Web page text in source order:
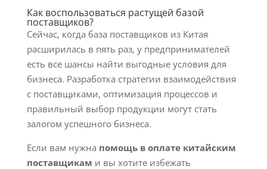
Как воспользоваться растущей базой
поставщиков?
Сейчас, когда база поставщиков из Китая
расширилась в пять раз, у предпринимателей
есть все шансы найти выгодные условия для
бизнеса. Разработка стратегии взаимодействия
с поставщиками, оптимизация процессов и
правильный выбор продукции могут стать
залогом успешного бизнеса.
Если вам нужна помощь в оплате китайским
поставщикам и вы хотите избежать